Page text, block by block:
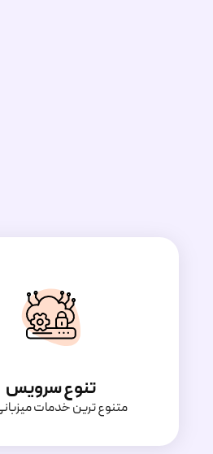
تنوع سرویس
متنوع ترین خدمات